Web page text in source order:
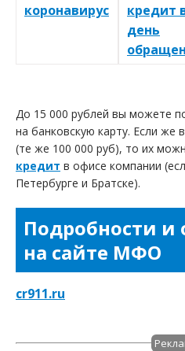
коронавирус
кредит
день
До 15 000 рублей вы можете
на банковскую карту. Если
(те же 100 000 руб), то их
кредит в офисе компании
Петербурге и Братске).
Подробности
на сайте МФО
cr911.ru